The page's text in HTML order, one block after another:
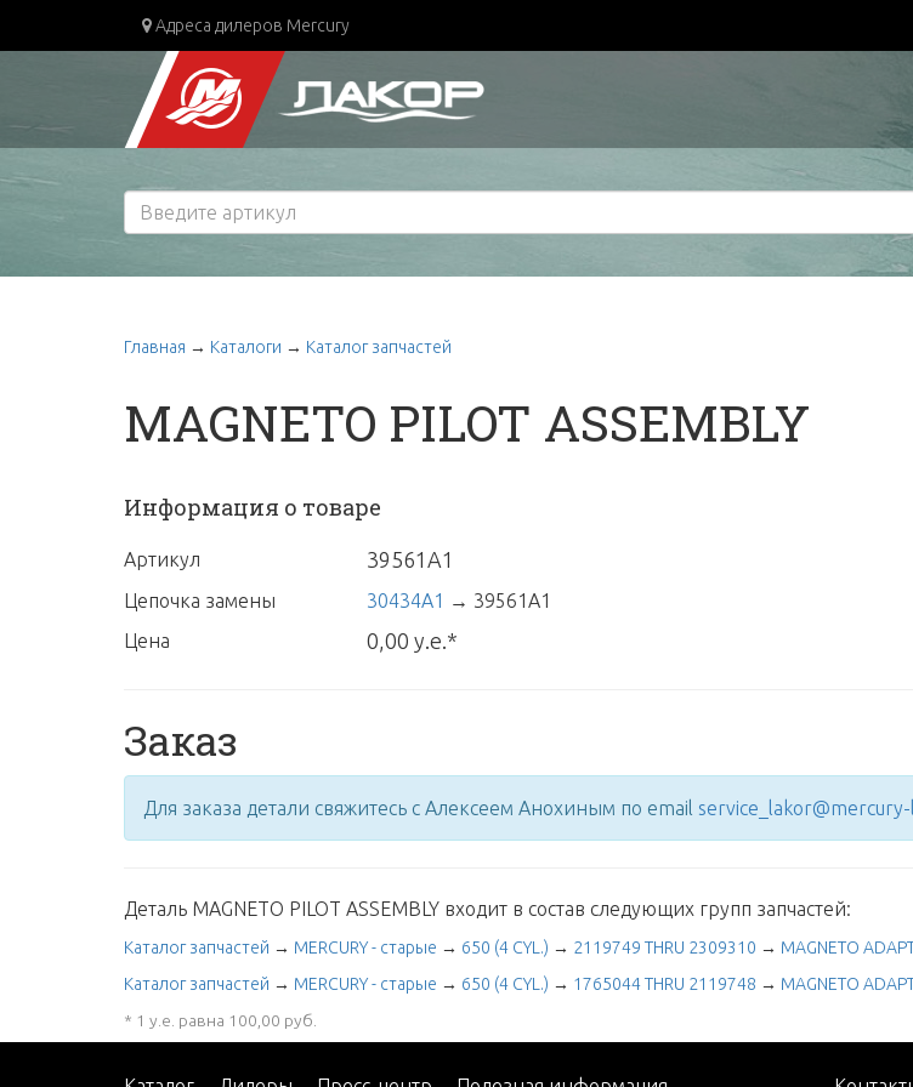
Адреса дилеров Mercury
Главная → Каталоги → Каталог запчастей
MAGNETO PILOT ASSEMBLY
Информация о товаре
Артикул 39561A1
Цепочка замены 30434A1 → 39561A1
Цена
0,00 у.е.*
Заказ
Для заказа детали свяжитесь с Алексеем Анохиным по email
Деталь MAGNETO PILOT ASSEMBLY входит в состав следующих групп запчастей:
Каталог запчастей → MERCURY - старые → 650 (4 CYL.) → 2119749 THRU 2309310 → MAGNETO
Каталог запчастей → MERCURY - старые → 650 (4 CYL.) → 1765044 THRU 2119748 → MAGNETO
* 1 у.е. равна 100,00 руб.